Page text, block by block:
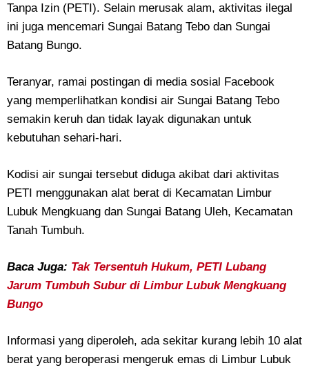
Tanpa Izin (PETI). Selain merusak alam, aktivitas ilegal
ini juga mencemari Sungai Batang Tebo dan Sungai
Batang Bungo.
Teranyar, ramai postingan di media sosial Facebook
yang memperlihatkan kondisi air Sungai Batang Tebo
semakin keruh dan tidak layak digunakan untuk
kebutuhan sehari-hari.
Kodisi air sungai tersebut diduga akibat dari aktivitas
PETI menggunakan alat berat di Kecamatan Limbur
Lubuk Mengkuang dan Sungai Batang Uleh, Kecamatan
Tanah Tumbuh.
Baca Juga: Tak Tersentuh Hukum, PETI Lubang
Jarum Tumbuh Subur di Limbur Lubuk Mengkuang
Bungo
Informasi yang diperoleh, ada sekitar kurang lebih 10 alat
berat yang beroperasi mengeruk emas di Limbur Lubuk